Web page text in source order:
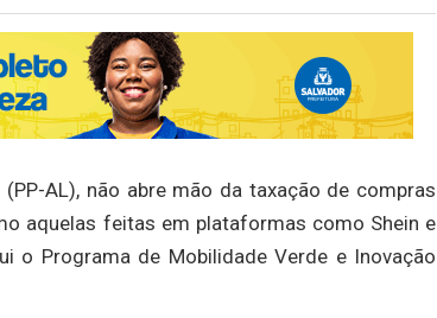
(PP-AL), não abre mão da taxação de compras
aquelas feitas em plataformas como Shein e
o Programa de Mobilidade Verde e Inovação